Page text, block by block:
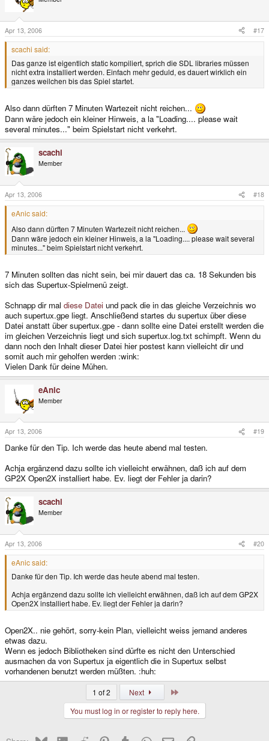
Apr 13, 2006 #17
scachi said:
Das ganze ist eigentlich static kompiliert, sprich die SDL libraries müssen
nicht extra installiert werden. Einfach mehr geduld, es dauert wirklich ein
ganzes weilchen bis das Spiel startet.
Also dann dürften 7 Minuten Wartezeit nicht reichen...
Dann wäre jedoch ein kleiner Hinweis, a la "Loading.... please wait
several minutes..." beim Spielstart nicht verkehrt.
scachi
Member
Apr 13, 2006 #18
eAnic said:
Also dann dürften 7 Minuten Wartezeit nicht reichen...
Dann wäre jedoch ein kleiner Hinweis, a la "Loading.... please wait several
minutes..." beim Spielstart nicht verkehrt.
7 Minuten sollten das nicht sein, bei mir dauert das ca. 18 Sekunden bis
sich das Supertux-Spielmenü zeigt.
Schnapp dir mal diese Datei und pack die in das gleiche Verzeichnis wo
auch supertux.gpe liegt. Anschließend startes du supertux über diese
Datei anstatt über supertux.gpe - dann sollte eine Datei erstellt werden die
im gleichen Verzeichnis liegt und sich supertux.log.txt schimpft. Wenn du
dann noch den Inhalt dieser Datei hier postest kann vielleicht dir und
somit auch mir geholfen werden :wink:
Vielen Dank für deine Mühen.
eAnic
Member
Apr 13, 2006 #19
Danke für den Tip. Ich werde das heute abend mal testen.
Achja ergänzend dazu sollte ich vielleicht erwähnen, daß ich auf dem
GP2X Open2X installiert habe. Ev. liegt der Fehler ja darin?
scachi
Member
Apr 13, 2006 #20
eAnic said:
Danke für den Tip. Ich werde das heute abend mal testen.
Achja ergänzend dazu sollte ich vielleicht erwähnen, daß ich auf dem GP2X
Open2X installiert habe. Ev. liegt der Fehler ja darin?
Open2X.. nie gehört, sorry-kein Plan, vielleicht weiss jemand anderes
etwas dazu.
Wenn es jedoch Bibliotheken sind dürfte es nicht den Unterschied
ausmachen da von Supertux ja eigentlich die in Supertux selbst
vorhandenen benutzt werden müßten. :huh:
1 of 2 Next
You must log in or register to reply here.